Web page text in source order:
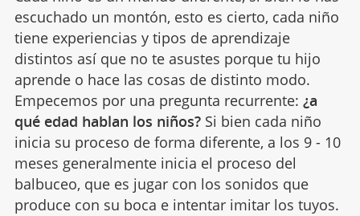
escuchado un montón, esto es cierto, cada niño
tiene experiencias y tipos de aprendizaje
distintos así que no te asustes porque tu hijo
aprende o hace las cosas de distinto modo.
Empecemos por una pregunta recurrente: ¿a
qué edad hablan los niños?Si bien cada niño
inicia su proceso de forma diferente, a los 9 - 10
meses generalmente inicia el proceso del
balbuceo, que es jugar con los sonidos que
produce con su boca e intentar imitar los tuyos.